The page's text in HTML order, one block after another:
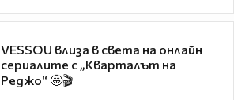
VESSOU влиза в света на онлайн
сериалите с „Кварталът на
Реджо“ 🤩🎬